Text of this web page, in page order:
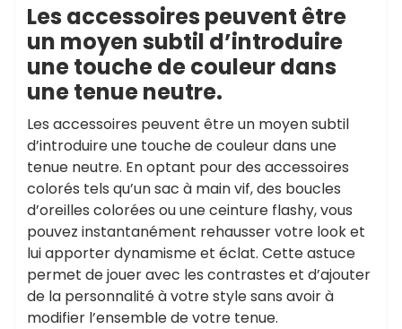
Les accessoires peuvent être
un moyen subtil d’introduire
une touche de couleur dans
une tenue neutre.
Les accessoires peuvent être un moyen subtil
d’introduire une touche de couleur dans une
tenue neutre. En optant pour des accessoires
colorés tels qu’un sac à main vif, des boucles
d’oreilles colorées ou une ceinture flashy, vous
pouvez instantanément rehausser votre look et
lui apporter dynamisme et éclat. Cette astuce
permet de jouer avec les contrastes et d’ajouter
de la personnalité à votre style sans avoir à
modifier l’ensemble de votre tenue.